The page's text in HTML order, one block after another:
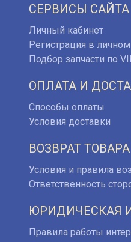
СЕРВИСЫ САЙТА
Личный кабинет
Регистрация в
Подбор запчасти по
ОПЛАТА И
Способы оплаты
Условия доставки
ВОЗВРАТ ТОВАРА
Условия и правила
Ответственность
ЮРИДИЧЕСКАЯ
Правила работы